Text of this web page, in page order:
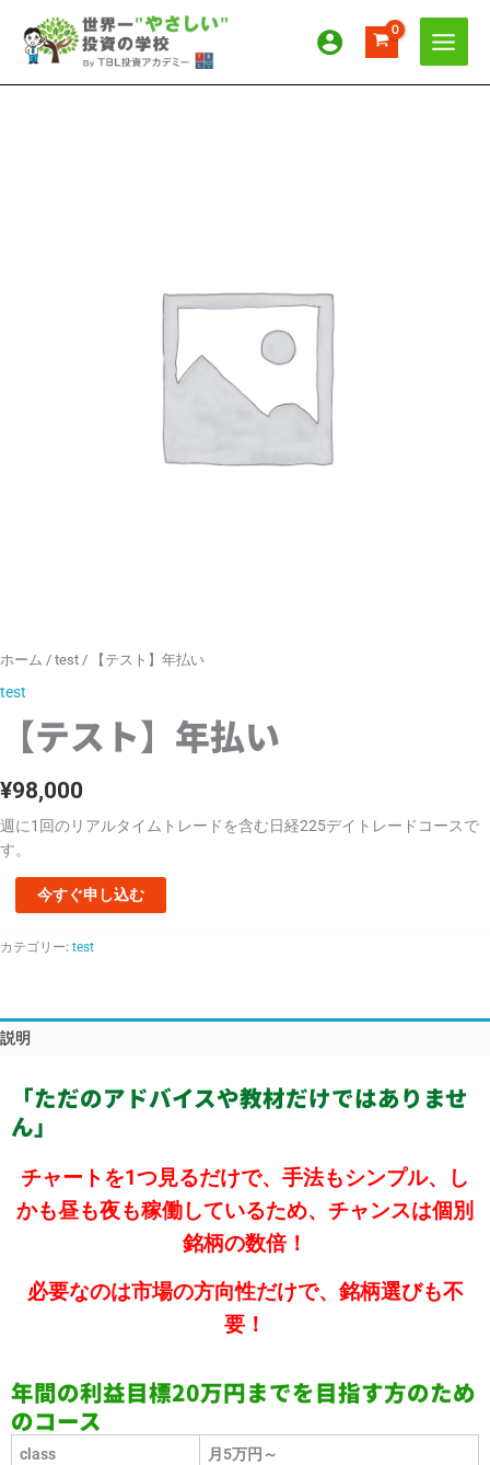
ス
ホーム / test / 【テスト】年払い
test
【テスト】年払い
¥98,000
週に1回のリアルタイムトレードを含む日経225デイトレードコースで
す。
今すぐ申し込む
カテゴリー: test
説明
「ただのアドバイスや教材だけではありませ
ん」
チャートを1つ見るだけで、手法もシンプル、し
かも昼も夜も稼働しているため、チャンスは個別
銘柄の数倍！
必要なのは市場の方向性だけで、銘柄選びも不
要！
年間の利益目標20万円までを目指す方のため
のコース
class 月5万円～